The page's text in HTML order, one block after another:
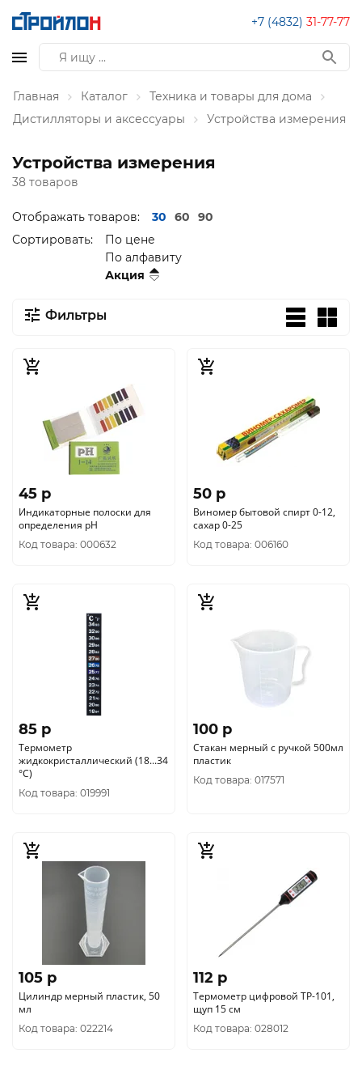
+7 (4832) 31-77-77
Главная Каталог
Техника и товары для дома
Дистилляторы и аксессуары
Устройства измерения
Устройства измерения
38 товаров
Отображать товаров: 30 60
90
Сортировать:
По цене
По алфавиту
Акция
Фильтры
45 p
Индикаторные полоски для
определения рН
Код товара: 000632
50 p
Виномер бытовой спирт 0-12,
сахар 0-25
Код товара: 006160
85 p
Термометр
жидкокристаллический (18...34
°C)
Код товара: 019991
100 p
Стакан мерный с ручкой 500мл
пластик
Код товара: 017571
105 p
Цилиндр мерный пластик, 50
мл
Код товара: 022214
112 p
Термометр цифровой TP-101,
щуп 15 см
Код товара: 028012